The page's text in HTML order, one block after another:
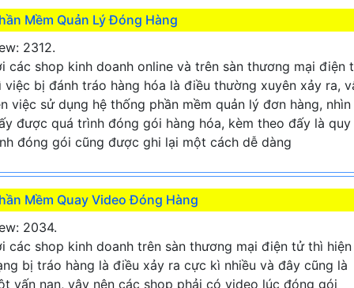
Mềm Quản Lý Đóng Hàng
2312.
các shop kinh doanh online và trên sàn thương mại điện
việc bị đánh tráo hàng hóa là điều thường xuyên xảy ra,
việc sử dụng hệ thống phần mềm quản lý đơn hàng, nhìn
được quá trình đóng gói hàng hóa, kèm theo đấy là quy
đóng gói cũng được ghi lại một cách dễ dàng
Mềm Quay Video Đóng Hàng
2034.
các shop kinh doanh trên sàn thương mại điện tử thì hiện
bị tráo hàng là điều xảy ra cực kì nhiều và đây cũng là
vấn nạn, vậy nên các shop phải có video lúc đóng gói